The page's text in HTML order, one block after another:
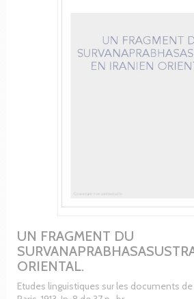
UN FRAGMENT DU
ORIENTAL.
Etudes linguistiques sur les documents